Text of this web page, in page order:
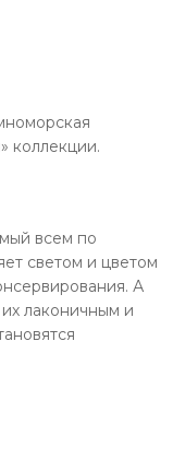
коллекции.
всем по
светом и цветом
А
лаконичным и